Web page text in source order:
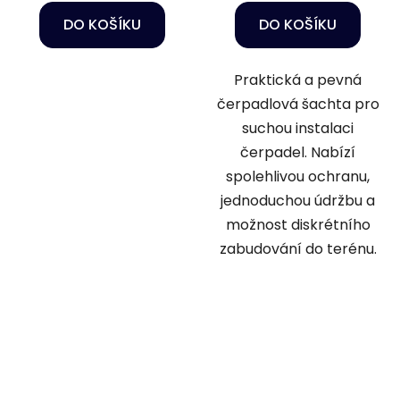
DO KOŠÍKU DO KOŠÍKU
Praktická a pevná
čerpadlová šachta pro
suchou instalaci
čerpadel. Nabízí
spolehlivou ochranu,
jednoduchou údržbu a
možnost diskrétního
zabudování do terénu.